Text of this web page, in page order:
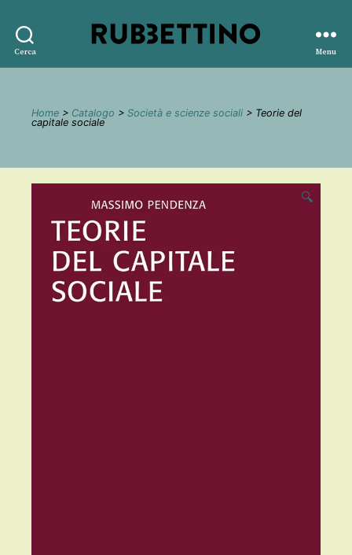
Cerca
editore
Menu
Home > Catalogo > Società e scienze sociali > Teorie del
capitale sociale
🔍